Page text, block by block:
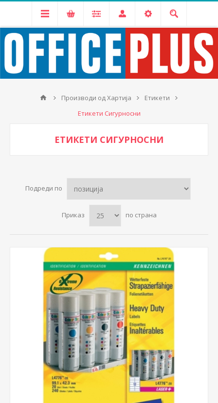
Производи од Хартија
Етикети
Етикети Сигурносни
ЕТИКЕТИ СИГУРНОСНИ
Подреди по
Приказ по страна